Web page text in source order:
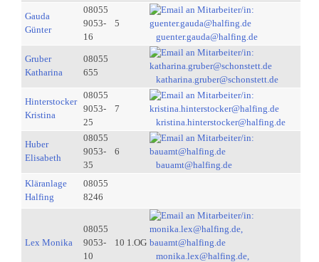
Gauda
Günter
08055
9053-
16
5
guenter.gauda@halfing.de
Gruber
Katharina
08055
655
katharina.gruber@schonstett.de
Hinterstocker
Kristina
08055
9053-
25
7
kristina.hinterstocker@halfing.de
Huber
Elisabeth
08055
9053-
35
6
bauamt@halfing.de
Kläranlage
Halfing
08055
8246
Lex Monika
08055
9053-
10
10 1.OG
monika.lex@halfing.de,